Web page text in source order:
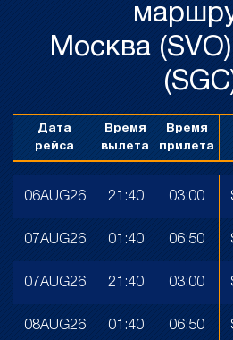
Москва
Дата
рейса
Время
вылета
Время
прилета
06AUG26 21:40 03:00
07AUG26 01:40 06:50
07AUG26 21:40 03:00
08AUG26 01:40 06:50